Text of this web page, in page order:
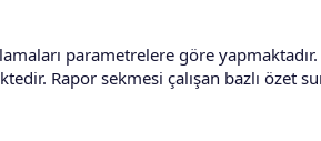
parametrelere göre yapmaktadır.
Rapor sekmesi çalışan bazlı özet